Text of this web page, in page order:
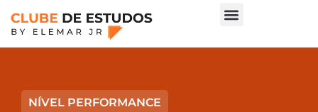
NÍVEL PERFORMANCE